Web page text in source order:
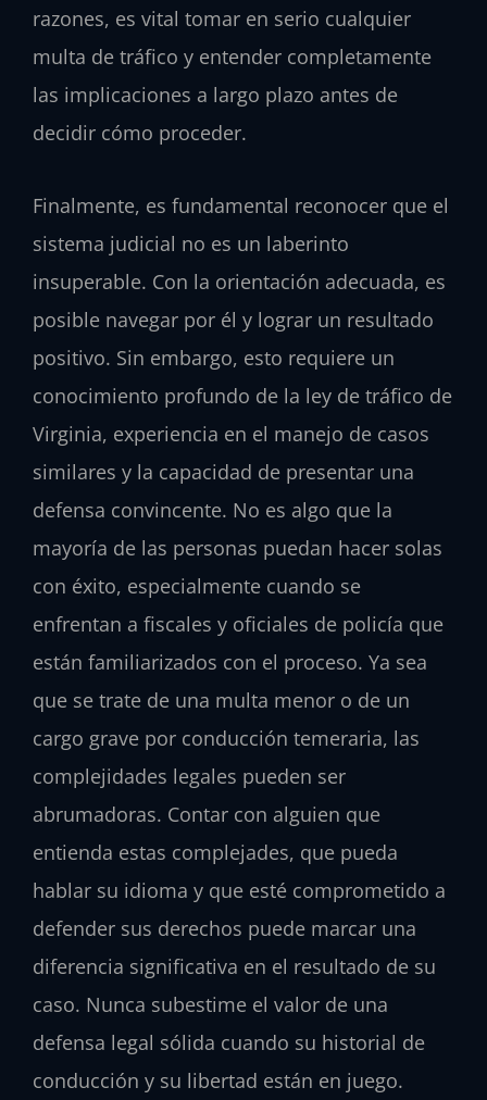
razones, es vital tomar en serio cualquier
multa de tráfico y entender completamente
las implicaciones a largo plazo antes de
decidir cómo proceder.
Finalmente, es fundamental reconocer que el
sistema judicial no es un laberinto
insuperable. Con la orientación adecuada, es
posible navegar por él y lograr un resultado
positivo. Sin embargo, esto requiere un
conocimiento profundo de la ley de tráfico de
Virginia, experiencia en el manejo de casos
similares y la capacidad de presentar una
defensa convincente. No es algo que la
mayoría de las personas puedan hacer solas
con éxito, especialmente cuando se
enfrentan a fiscales y oficiales de policía que
están familiarizados con el proceso. Ya sea
que se trate de una multa menor o de un
cargo grave por conducción temeraria, las
complejidades legales pueden ser
abrumadoras. Contar con alguien que
entienda estas complejades, que pueda
hablar su idioma y que esté comprometido a
defender sus derechos puede marcar una
diferencia significativa en el resultado de su
caso. Nunca subestime el valor de una
defensa legal sólida cuando su historial de
conducción y su libertad están en juego.